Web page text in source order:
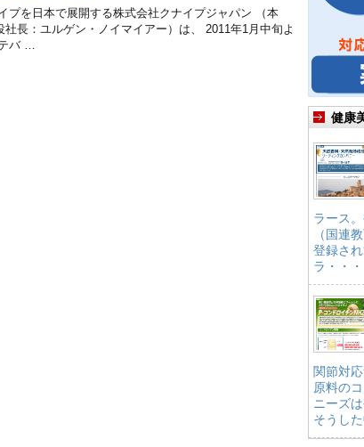
プを日本で展開する株式会社クナイプジャパン （本
長：ユルゲン・ノイマイアー）は、 2011年1月中旬よ
バ …
健康
ラース
（国連
登録さ
ラ・・・
関節対
原料の
ニーズ
そうし